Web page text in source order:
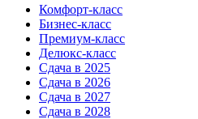
Комфорт-класс
Бизнес-класс
Премиум-класс
Делюкс-класс
Сдача в 2025
Сдача в 2026
Сдача в 2027
Сдача в 2028